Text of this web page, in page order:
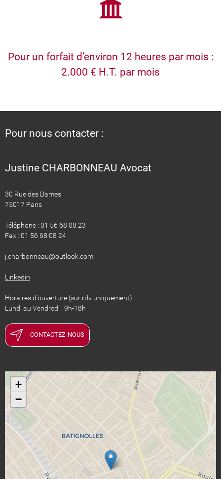
Pour un forfait d’environ 12 heures par mois :
2.000 € H.T. par mois
Pour nous contacter :
Justine CHARBONNEAU Avocat
30 Rue des Dames
75017 Paris
Téléphone : 01 56 68 08 23
Fax : 01 56 68 08 24
​​​​​​​j.charbonneau@outlook.com
Linkedin
Horaires d'ouverture (sur rdv uniquement) :
Lundi au Vendredi : 9h-18h
CONTACTEZ-NOUS
+
−